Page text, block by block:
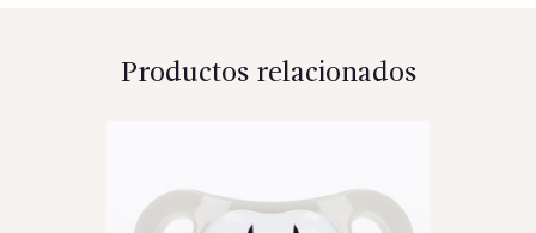
Productos relacionados